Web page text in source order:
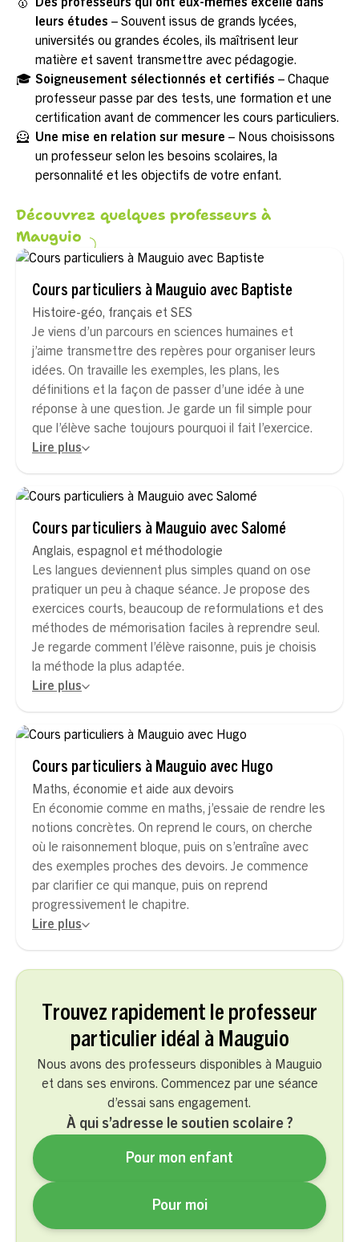
🥇
Des professeurs qui ont eux-mêmes excellé dans
leurs études – Souvent issus de grands lycées,
universités ou grandes écoles, ils maîtrisent leur
matière et savent transmettre avec pédagogie.
🎓 Soigneusement sélectionnés et certifiés – Chaque
professeur passe par des tests, une formation et une
certification avant de commencer les cours particuliers.
🦸 Une mise en relation sur mesure – Nous choisissons
un professeur selon les besoins scolaires, la
personnalité et les objectifs de votre enfant.
Trouvez rapidement le professeur
particulier idéal à Mauguio
Nous avons des professeurs disponibles à Mauguio
et dans ses environs. Commencez par une séance
d’essai sans engagement.
À qui s’adresse le soutien scolaire ?
Pour mon enfant
Pour moi
Découvrez quelques professeurs à
Mauguio
Cours particuliers à Mauguio avec Baptiste
Histoire-géo, français et SES
Je viens d’un parcours en sciences humaines et
j’aime transmettre des repères pour organiser leurs
idées. On travaille les exemples, les plans, les
définitions et la façon de passer d’une idée à une
réponse à une question. Je garde un fil simple pour
que l’élève sache toujours pourquoi il fait l’exercice.
Lire plus
Cours particuliers à Mauguio avec Salomé
Anglais, espagnol et méthodologie
Les langues deviennent plus simples quand on ose
pratiquer un peu à chaque séance. Je propose des
exercices courts, beaucoup de reformulations et des
méthodes de mémorisation faciles à reprendre seul.
Je regarde comment l’élève raisonne, puis je choisis
la méthode la plus adaptée.
Lire plus
Cours particuliers à Mauguio avec Hugo
Maths, économie et aide aux devoirs
En économie comme en maths, j’essaie de rendre les
notions concrètes. On reprend le cours, on cherche
où le raisonnement bloque, puis on s’entraîne avec
des exemples proches des devoirs. Je commence
par clarifier ce qui manque, puis on reprend
progressivement le chapitre.
Lire plus